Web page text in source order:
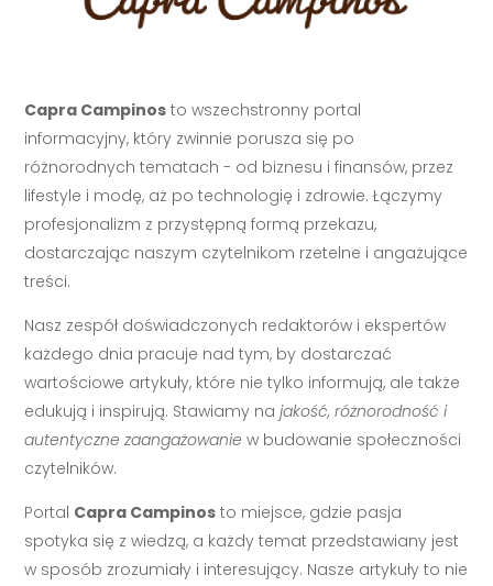
Capra Campinos to wszechstronny portal
informacyjny, który zwinnie porusza się po
różnorodnych tematach - od biznesu i finansów, przez
lifestyle i modę, aż po technologię i zdrowie. Łączymy
profesjonalizm z przystępną formą przekazu,
dostarczając naszym czytelnikom rzetelne i angażujące
treści.
Nasz zespół doświadczonych redaktorów i ekspertów
każdego dnia pracuje nad tym, by dostarczać
wartościowe artykuły, które nie tylko informują, ale także
edukują i inspirują. Stawiamy najakość, różnorodność i
autentyczne zaangażowanie w budowanie społeczności
czytelników.
Portal Capra Campinos to miejsce, gdzie pasja
spotyka się z wiedzą, a każdy temat przedstawiany jest
w sposób zrozumiały i interesujący. Nasze artykuły to nie